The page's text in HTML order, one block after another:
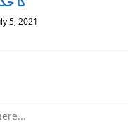
5, 2021